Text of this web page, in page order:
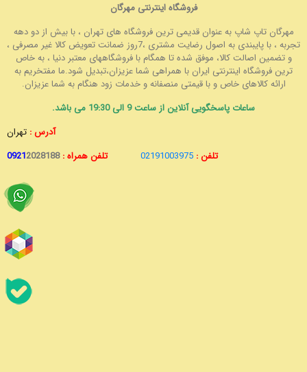
فروشگاه اینترنتی مهرگان
مهرگان تاپ شاپ به عنوان قدیمی ترین فروشگاه های تهران ، با بیش از دو دهه
تجربه ، با پایبندی به اصول رضایت مشتری ،7روز ضمانت تعویض کالا غیر مصرفی ،
و تضمین اصالت کالا، موفق شده تا همگام با فروشگاههای معتبر دنیا ، به خاص
ترین فروشگاه اینترنتی ایران با همراهی شما عزیزان،تبدیل شود.ما مفتخریم به
ارائه کالاهای خاص و با قیمتی منصفانه و خدمات زود هنگام به شما عزیزان.
ساعات پاسخگویی آنلاین از ساعت 9 الی 19:30 می باشد.
آدرس : تهران
تلفن : 02191003975 تلفن همراه : 09212028188